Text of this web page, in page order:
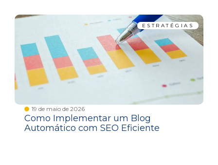
ESTRATÉGIAS
19 de maio de 2026
Como Implementar um Blog
Automático com SEO Eficiente